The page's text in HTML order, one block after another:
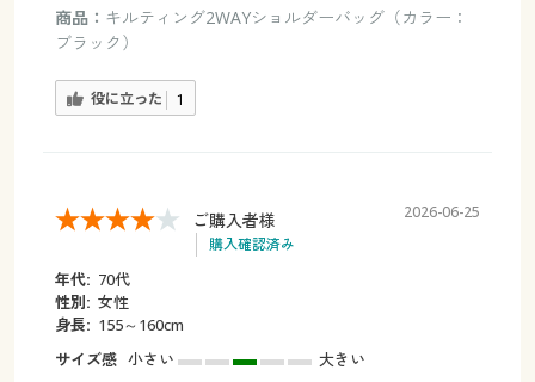
商品： キルティング2WAYショルダーバッグ（カラー：
ブラック）
役に立った 1
ご購入者様
購入確認済み
2026-06-25
年代: 70代
性別: 女性
身長: 155～160cm
サイズ感 小さい
大きい